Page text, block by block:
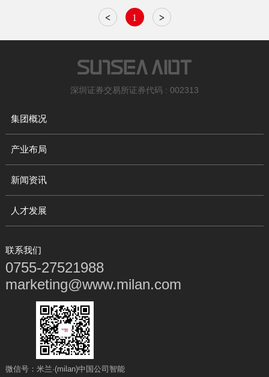
< 1 >
深圳证券交易所证券代码 : 002313
集团概况
产业布局
新闻资讯
人才发展
联系我们
0755-27521988
marketing@www.milan.com
微信号：米兰·(milan)中国公司智能